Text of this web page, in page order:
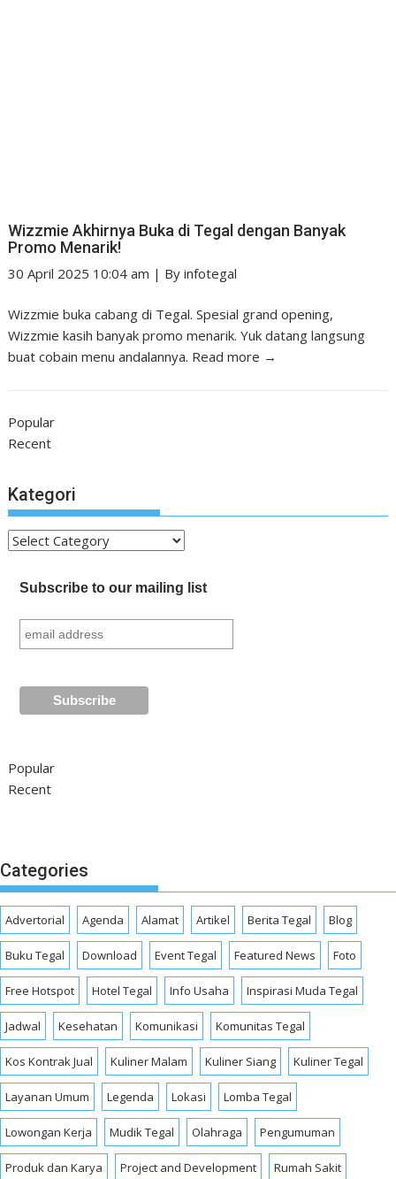
Wizzmie Akhirnya Buka di Tegal dengan Banyak
Promo Menarik!
30 April 2025 10:04 am | Byinfotegal
Wizzmie buka cabang di Tegal. Spesial grand opening,
Wizzmie kasih banyak promo menarik. Yuk datang langsung
buat cobain menu andalannya. Read more →
Popular
Recent
Kategori
Kategori
Subscribe to our mailing list
Popular
Recent
Categories
Advertorial Agenda Alamat Artikel Berita Tegal Blog
Buku Tegal Download Event Tegal Featured News Foto
Free Hotspot Hotel Tegal Info Usaha Inspirasi Muda Tegal
Jadwal Kesehatan Komunikasi Komunitas Tegal
Kos Kontrak Jual Kuliner Malam Kuliner Siang Kuliner Tegal
Layanan Umum Legenda Lokasi Lomba Tegal
Lowongan Kerja Mudik Tegal Olahraga Pengumuman
Produk dan Karya Project and Development Rumah Sakit